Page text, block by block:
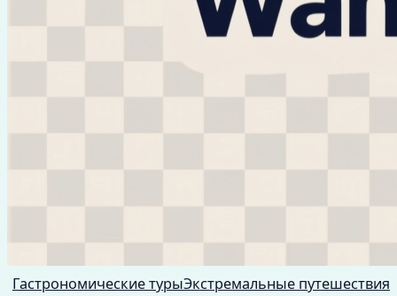
Гастрономические турыЭкстремальные путешествия